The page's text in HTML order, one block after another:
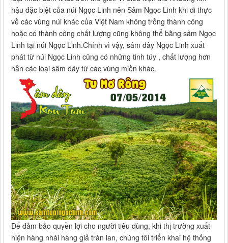
hậu đặc biệt của núi Ngọc Linh nên Sâm Ngọc Linh khi di thực
về các vùng núi khác của Việt Nam không trồng thành công
hoặc có thành công chất lượng cũng không thể bằng sâm Ngọc
Linh tại núi Ngọc Linh.Chính vì vậy, sâm dây Ngọc Linh xuất
phát từ núi Ngọc Linh cũng có những tinh túy , chất lượng hơn
hẳn các loại sâm dây từ các vùng miền khác.
Để đảm bảo quyền lợi cho người tiêu dùng, khi thị trường xuất
hiện hàng nhái hàng giả tràn lan, chúng tôi triển khai hệ thống